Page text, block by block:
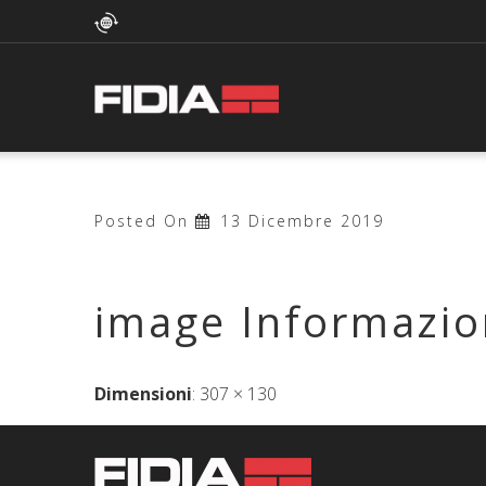
Posted On 13 Dicembre 2019
image
Dimensioni: 307 × 130